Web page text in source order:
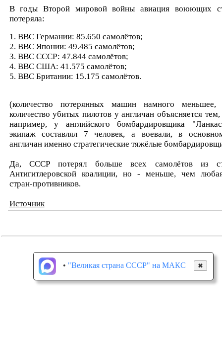
В годы Второй мировой войны авиация воюющих
потеряла:
1. ВВС Германии: 85.650 самолётов;
2. ВВС Японии: 49.485 самолётов;
3. ВВС СССР: 47.844 самолётов;
4. ВВС США: 41.575 самолётов;
5. ВВС Британии: 15.175 самолётов.
(количество потерянных машин намного меньшее,
количество убитых пилотов у англичан объясняется тем,
например, у английского бомбардировщика
экипаж составлял 7 человек, а воевали, в
англичан именно стратегические тяжёлые
Да, СССР потерял больше всех самолётов из
Антигитлеровской коалиции, но - меньше, чем
стран-противников.
Источник
• "Великая страна СССР" на МАКС ✖